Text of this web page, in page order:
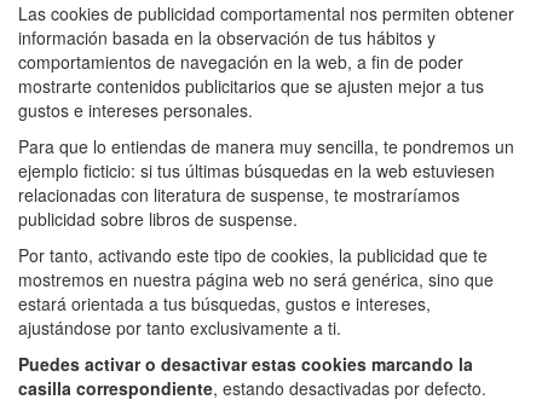
Las cookies de publicidad comportamental nos permiten obtener
información basada en la observación de tus hábitos y
comportamientos de navegación en la web, a fin de poder
mostrarte contenidos publicitarios que se ajusten mejor a tus
gustos e intereses personales.
Para que lo entiendas de manera muy sencilla, te pondremos un
ejemplo ficticio: si tus últimas búsquedas en la web estuviesen
relacionadas con literatura de suspense, te mostraríamos
publicidad sobre libros de suspense.
Por tanto, activando este tipo de cookies, la publicidad que te
mostremos en nuestra página web no será genérica, sino que
estará orientada a tus búsquedas, gustos e intereses,
ajustándose por tanto exclusivamente a ti.
Puedes activar o desactivar estas cookies marcando la
casilla correspondiente, estando desactivadas por defecto.